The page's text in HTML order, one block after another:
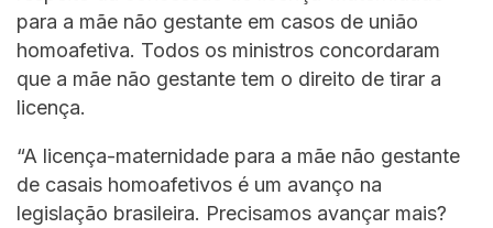
para a mãe não gestante em casos de união
homoafetiva. Todos os ministros concordaram
que a mãe não gestante tem o direito de tirar a
licença.
“A licença-maternidade para a mãe não gestante
de casais homoafetivos é um avanço na
legislação brasileira. Precisamos avançar mais?